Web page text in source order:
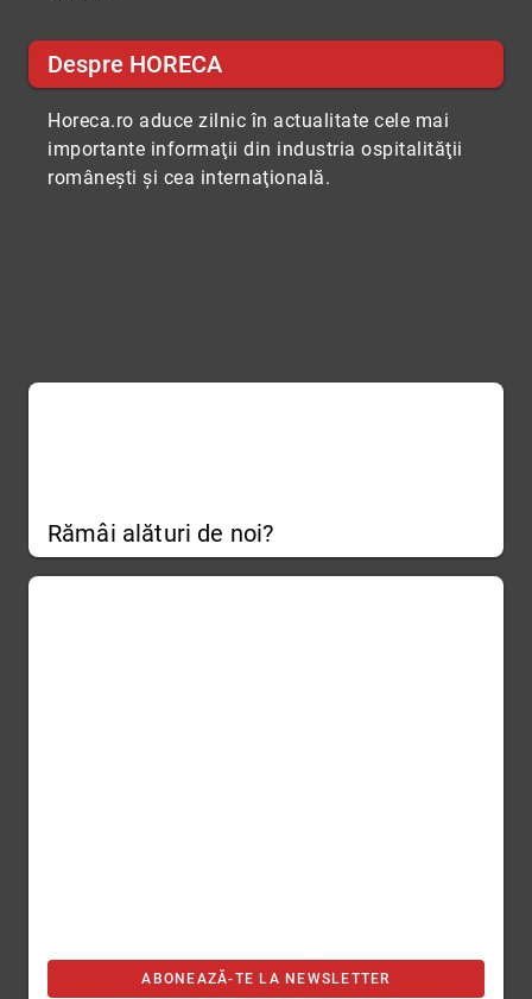
Despre HORECA
Horeca.ro aduce zilnic în actualitate cele mai
importante informaţii din industria ospitalităţii
româneşti şi cea internaţională.
Rămâi alături de noi?
ABONEAZĂ-TE LA NEWSLETTER